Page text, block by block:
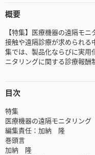
概要
【特集】医療機器の遠隔モ
接触や遠隔診療が求められる
集では、製品化ならびに実用
ニタリングに関する診療報酬
目次
特集
医療機器の遠隔モニタリング
編集責任：加納 隆
巻頭言
加納 隆